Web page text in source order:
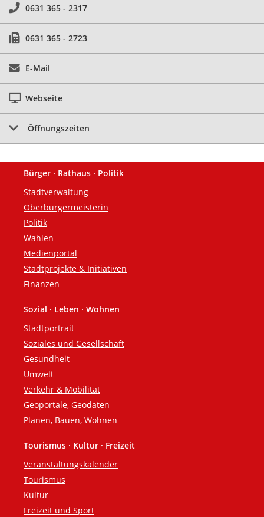
0631 365 - 2317
0631 365 - 2723
E-Mail
Webseite
Öffnungszeiten
Fußzeile
Bürger · Rathaus · Politik
Stadtverwaltung
Oberbürgermeisterin
Politik
Wahlen
Medienportal
Stadtprojekte & Initiativen
Finanzen
Sozial · Leben · Wohnen
Stadtportrait
Soziales und Gesellschaft
Gesundheit
Umwelt
Verkehr & Mobilität
Geoportale, Geodaten
Planen, Bauen, Wohnen
Tourismus · Kultur · Freizeit
Veranstaltungskalender
Tourismus
Kultur
Freizeit und Sport